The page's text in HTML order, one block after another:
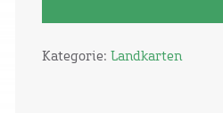
Kategorie: Landkarten